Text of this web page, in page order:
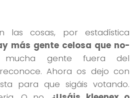
las cosas, por estadística
más gente celosa que no-
gente fuera del
Ahora os dejo con
para que sigáis votando.